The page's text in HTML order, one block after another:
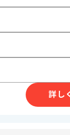
画、音楽、ラノベ
140時間〜180時間
詳し